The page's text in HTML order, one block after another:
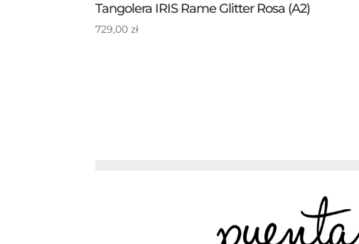
Tangolera IRIS Rame Glitter Rosa (A2)
729,00zł